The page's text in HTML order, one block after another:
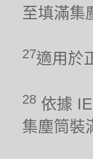
至填滿集
27適用於
28 依據
集塵筒裝